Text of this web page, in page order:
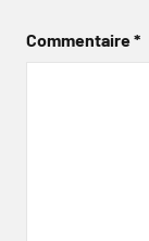
Commentaire*